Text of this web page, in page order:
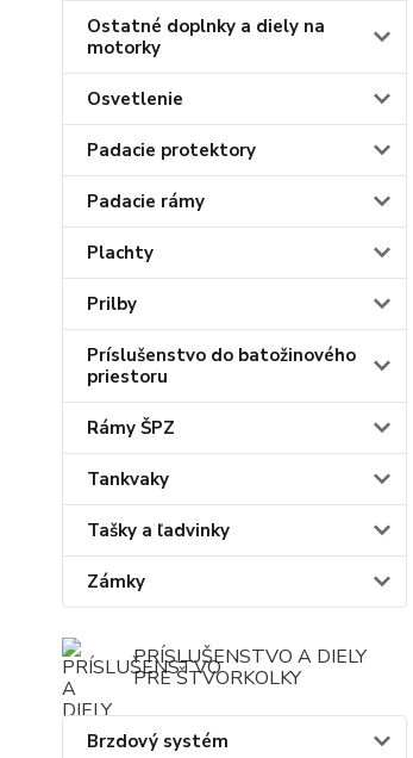
Ostatné doplnky a diely na
motorky
Osvetlenie
Padacie protektory
Padacie rámy
Plachty
Prilby
Príslušenstvo do batožinového
priestoru
Rámy ŠPZ
Tankvaky
Tašky a ľadvinky
Zámky
PRÍSLUŠENSTVO A DIELY
PRE ŠTVORKOLKY
Brzdový systém